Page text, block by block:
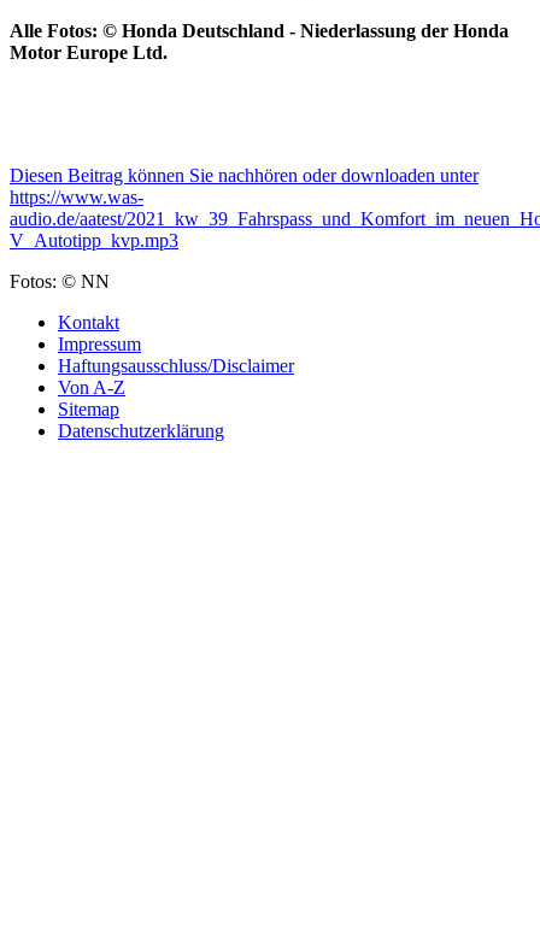
Alle Fotos: © Honda Deutschland - Niederlassung der Honda
Motor Europe Ltd.
Diesen Beitrag können Sie nachhören oder downloaden unter
https://www.was-
audio.de/aatest/
V_Autotipp_kvp.mp3
Fotos: © NN
Kontakt
Impressum
Haftungsausschluss/Disclaimer
Von A-Z
Sitemap
Datenschutzerklärung